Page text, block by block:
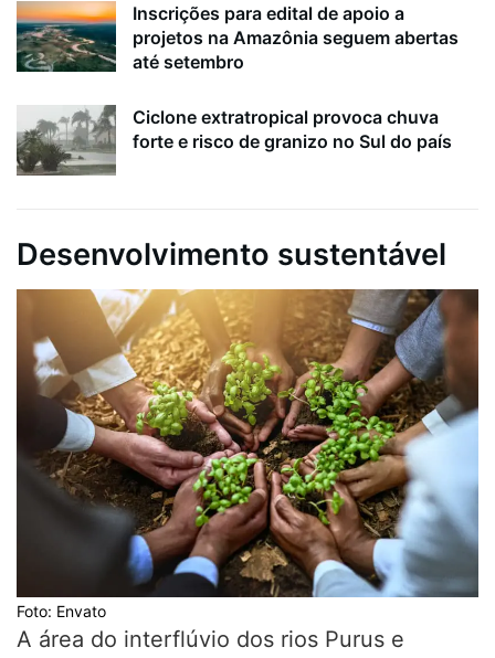
Inscrições para edital de apoio a
projetos na Amazônia seguem abertas
até setembro
Ciclone extratropical provoca chuva
forte e risco de granizo no Sul do país
Desenvolvimento sustentável
Foto: Envato
A área do interflúvio dos rios Purus e